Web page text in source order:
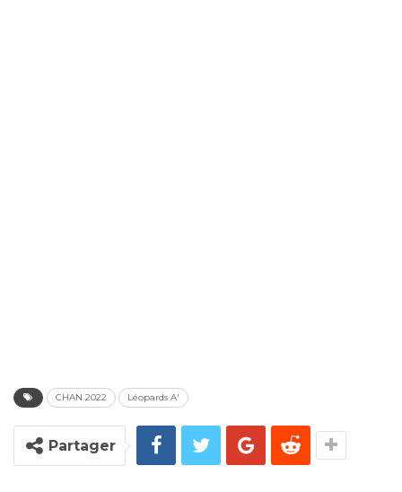
CHAN 2022 Léopards A'
Partager